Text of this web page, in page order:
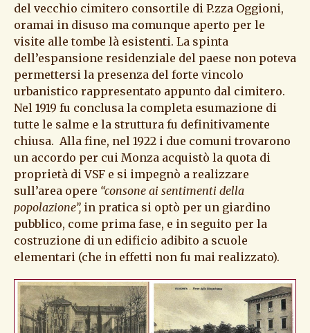
del vecchio cimitero consortile di P.zza Oggioni,
oramai in disuso ma comunque aperto per le
visite alle tombe là esistenti. La spinta
dell’espansione residenziale del paese non poteva
permettersi la presenza del forte vincolo
urbanistico rappresentato appunto dal cimitero.
Nel 1919 fu conclusa la completa esumazione di
tutte le salme e la struttura fu definitivamente
chiusa. Alla fine, nel 1922 i due comuni trovarono
un accordo per cui Monza acquistò la quota di
proprietà di VSF e si impegnò a realizzare
sull’area opere “consone ai sentimenti della
popolazione”, in pratica si optò per un giardino
pubblico, come prima fase, e in seguito per la
costruzione di un edificio adibito a scuole
elementari (che in effetti non fu mai realizzato).